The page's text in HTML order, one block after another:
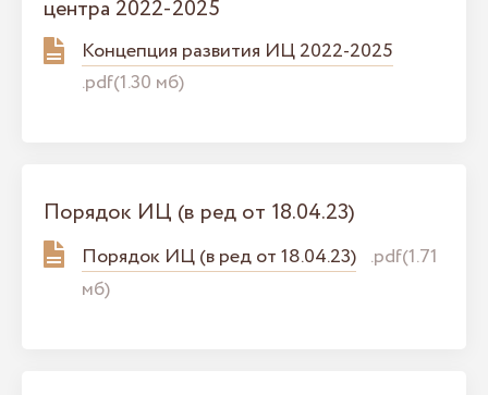
центра 2022-2025
Концепция развития ИЦ 2022-2025
.pdf(1.30 мб)
Порядок ИЦ (в ред от 18.04.23)
Порядок ИЦ (в ред от 18.04.23) .pdf(1.71
мб)